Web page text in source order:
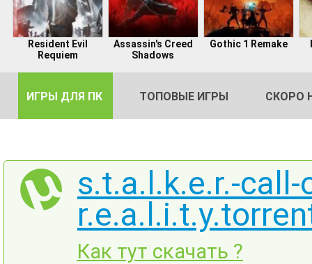
Resident Evil
Requiem
Assassin's Creed
Shadows
Gothic 1 Remake
ИГРЫ ДЛЯ ПК ТОПОВЫЕ ИГРЫ СКОРО
s.t.a.l.k.e.r.-
Как тут скачать ?